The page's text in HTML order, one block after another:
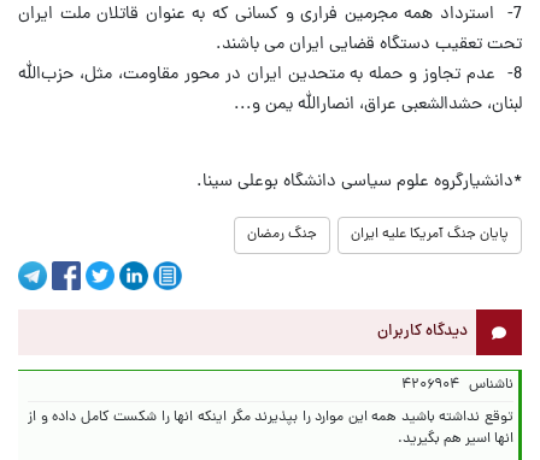
‌7-‌ استرداد همه مجرمین فراری و کسانی که به عنوان قاتلان ملت ایران
تحت تعقیب ‌دستگاه قضایی ایران می باشند. ‌
‌8-‌ عدم تجاوز و حمله به متحدین ایران در محور مقاومت، مثل، حزب‌الله
لبنان، حشدالشعبی ‌عراق، انصارالله یمن و...‌
*دانشیارگروه علوم سیاسی دانشگاه بوعلی سینا.
پایان جنگ آمریکا علیه ایران جنگ رمضان
دیدگاه کاربران
ناشناس ۴۲۰۶۹۰۴
توقع نداشته باشید همه این موارد را بپذیرند مگر اینکه انها را شکست کامل داده و از
انها اسیر هم بگیرید.